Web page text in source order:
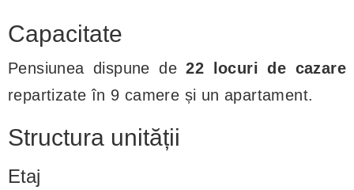
Capacitate
Pensiunea dispune de22 locuri de cazare
repartizate în 9 camere și un apartament.
Structura unității
Etaj